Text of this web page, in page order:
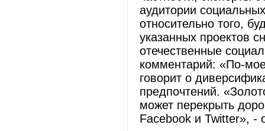
аудитории
относительно того,
указанных проектов
отечественные
комментарий: «По-
говорит о
предпочтений.
может перекрыть
Facebook и Twitter», -